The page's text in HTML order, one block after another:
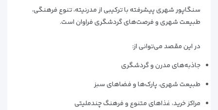
سنگاپور شهری پیشرفته با ترکیبی از مدرنیته، تنوع فرهنگی،
طبیعت شهری و فرصت‌های گردشگری فراوان است.
در این مقصد می‌توانی از:
جاذبه‌های مدرن و گردشگری
طبیعت شهری، پارک‌ها و فضاهای سبز
مراکز خرید، غذاهای متنوع و فرهنگ چندملیتی